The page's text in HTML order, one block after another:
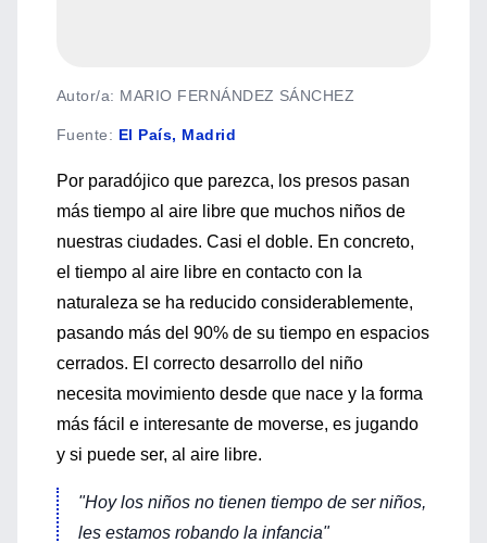
Autor/a: MARIO FERNÁNDEZ SÁNCHEZ
Fuente: El País, Madrid
Por paradójico que parezca, los presos pasan
más tiempo al aire libre que muchos niños de
nuestras ciudades. Casi el doble. En concreto,
el tiempo al aire libre en contacto con la
naturaleza se ha reducido considerablemente,
pasando más del 90% de su tiempo en espacios
cerrados. El correcto desarrollo del niño
necesita movimiento desde que nace y la forma
más fácil e interesante de moverse, es jugando
y si puede ser, al aire libre.
"Hoy los niños no tienen tiempo de ser niños,
les estamos robando la infancia"